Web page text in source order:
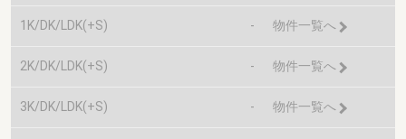
1K/DK/LDK(+S) - 物件一覧へ
2K/DK/LDK(+S) - 物件一覧へ
3K/DK/LDK(+S) - 物件一覧へ